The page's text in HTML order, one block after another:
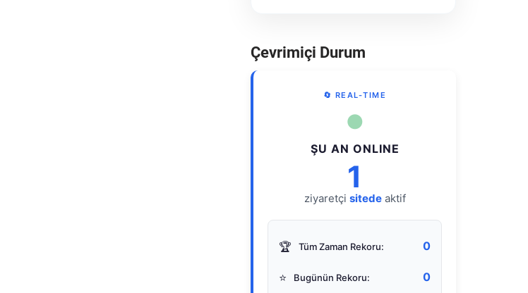
Çevrimiçi Durum
🔄 REAL-TIME
●
ŞU AN ONLINE
1
ziyaretçi sitedeaktif
🏆 Tüm Zaman Rekoru: 0
⭐ Bugünün Rekoru: 0